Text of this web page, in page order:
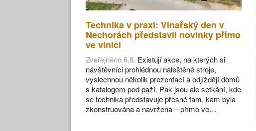
Technika v praxi: Vinařský den v
Nechorách představil novinky přímo
ve vinici
Zveřejněno 6.8. Existují akce, na kterých si
návštěvníci prohlédnou naleštěné stroje,
vyslechnou několik prezentací a odjíždějí domů
s katalogem pod paží. Pak jsou ale setkání, kde
se technika představuje přesně tam, kam byla
zkonstruována a navržena – přímo ve…